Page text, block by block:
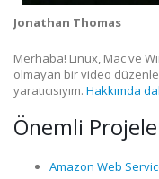
Jonathan Thomas
Merhaba! Linux, Mac ve
olmayan bir video
yaratıcısıyım. Hakkımda
Önemli
Amazon Web